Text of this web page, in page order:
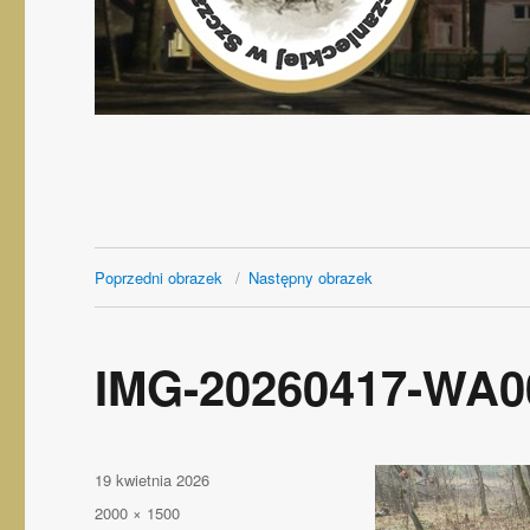
Poprzedni obrazek Następny obrazek
IMG-20260417-
Opublikowano
19 kwietnia 2026
Pełny
2000 × 1500